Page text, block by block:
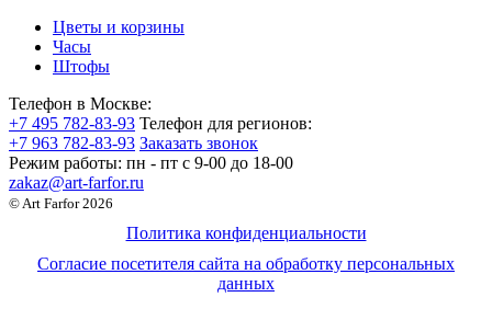
Цветы и корзины
Часы
Штофы
Телефон в Москве:
+7 495 782-83-93 Телефон для регионов:
+7 963 782-83-93 Заказать звонок
Режим работы: пн - пт c 9-00 до 18-00
zakaz@art-farfor.ru
© Art Farfor 2026
Политика конфиденциальности
Согласие посетителя сайта на обработку персональных
данных